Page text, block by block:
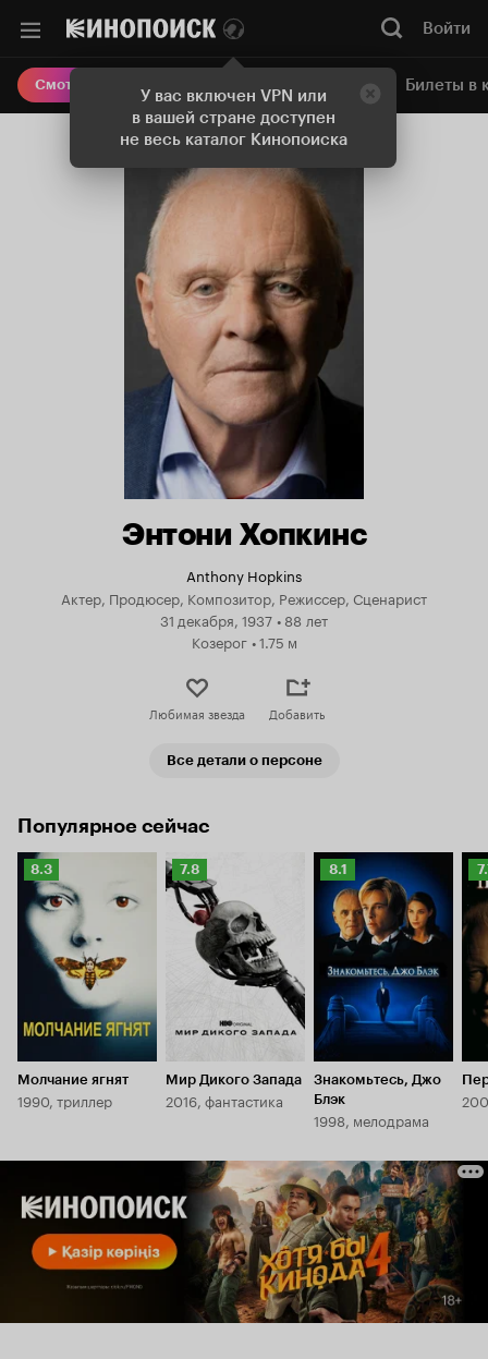
У вас включен VPN или
в вашей стране доступен
не весь каталог Кинопоиска
Войти
Смотреть кино Онлайн-кинотеатр Билеты в
Энтони Хопкинс
Anthony Hopkins
Актер, Продюсер, Композитор, Режиссер, Сценарист
31 декабря, 1937 • 88 лет
Козерог •1.75 м
Любимая звезда Добавить
Все детали о персоне
Популярное сейчас
Рейтинг
Кинопоиска
8.3
8.3
Молчание ягнят
1990, триллер
Рейтинг
Кинопоиска
7.8
7.8
Мир Дикого Запада
2016, фантастика
Рейтинг
Кинопоиска
8.1
8.1
Знакомьтесь, Джо
Блэк
1998, мелодрама